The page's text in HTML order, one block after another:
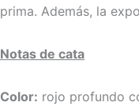
prima. Además, la
Notas de cata
Color: rojo profundo